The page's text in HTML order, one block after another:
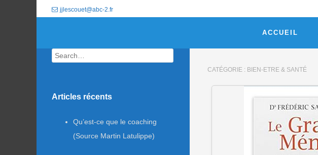
jjlescouet@abc-2.fr
ACCUEIL
Search
Articles récents
Qu’est-ce que le coaching
(Source Martin Latulippe)
CATÉGORIE : BIEN-ETRE & SANTÉ